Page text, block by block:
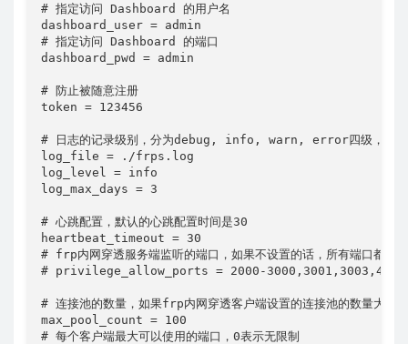
# 指定访问 Dashboard 的⽤户名
dashboard_user = admin
# 指定访问 Dashboard 的端⼝
dashboard_pwd = admin
# 防止被随意注册
token = 123456
# 日志的记录级别，分为debug, info, warn, error四级，日志
log_file = ./frps.log
log_level = info
log_max_days = 3
# 心跳配置，默认的⼼跳配置时间是30
heartbeat_timeout = 30
# frp内⽹穿透服务端监听的端口，如果不设置的话，所有端口都可
# privilege_allow_ports = 2000-
# 连接池的数量，如果frp内网穿透客户端设置的连接池的数量大于
max_pool_count = 100
# 每个客户端最大可以使用的端口，0表示无限制